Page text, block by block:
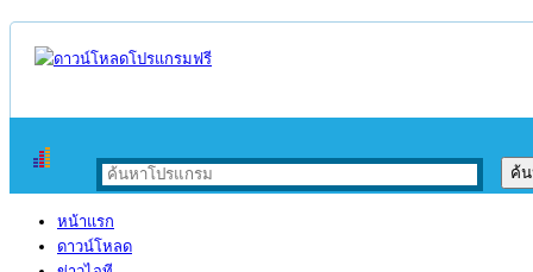
หน้าแรก
ดาวน์โหลด